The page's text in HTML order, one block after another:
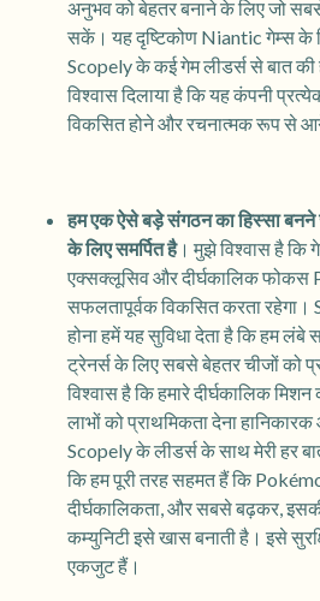
अनुभव को बेहतर बनाने के लिए जो
सकें। यह दृष्टिकोण Niantic गेम्स के
Scopely के कई गेम लीडर्स से बात की
विश्वास दिलाया है कि यह कंपनी
विकसित होने और रचनात्मक रूप से
हम एक ऐसे बड़े संगठन का हिस्सा बनने
के लिए समर्पित है। मुझे विश्वास है कि
एक्सक्लूसिव और दीर्घकालिक फोकस
सफलतापूर्वक विकसित करता रहेगा।
होना हमें यह सुविधा देता है कि हम
ट्रेनर्स के लिए सबसे बेहतर चीजों को
विश्वास है कि हमारे दीर्घकालिक
लाभों को प्राथमिकता देना
Scopely के लीडर्स के साथ मेरी हर
कि हम पूरी तरह सहमत हैं कि
दीर्घकालिकता, और सबसे बढ़कर,
कम्युनिटी इसे खास बनाती है। इसे
एकजुट हैं।